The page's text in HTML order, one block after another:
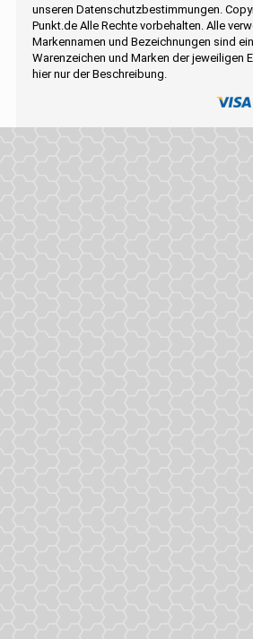
unseren Datenschutzbestimmungen.
Punkt.de Alle Rechte vorbehalten. Alle
Markennamen und Bezeichnungen sind
Warenzeichen und Marken der jeweiligen
hier nur der Beschreibung.